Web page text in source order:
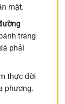
mật.
tráng
phải
thực đời
phương.